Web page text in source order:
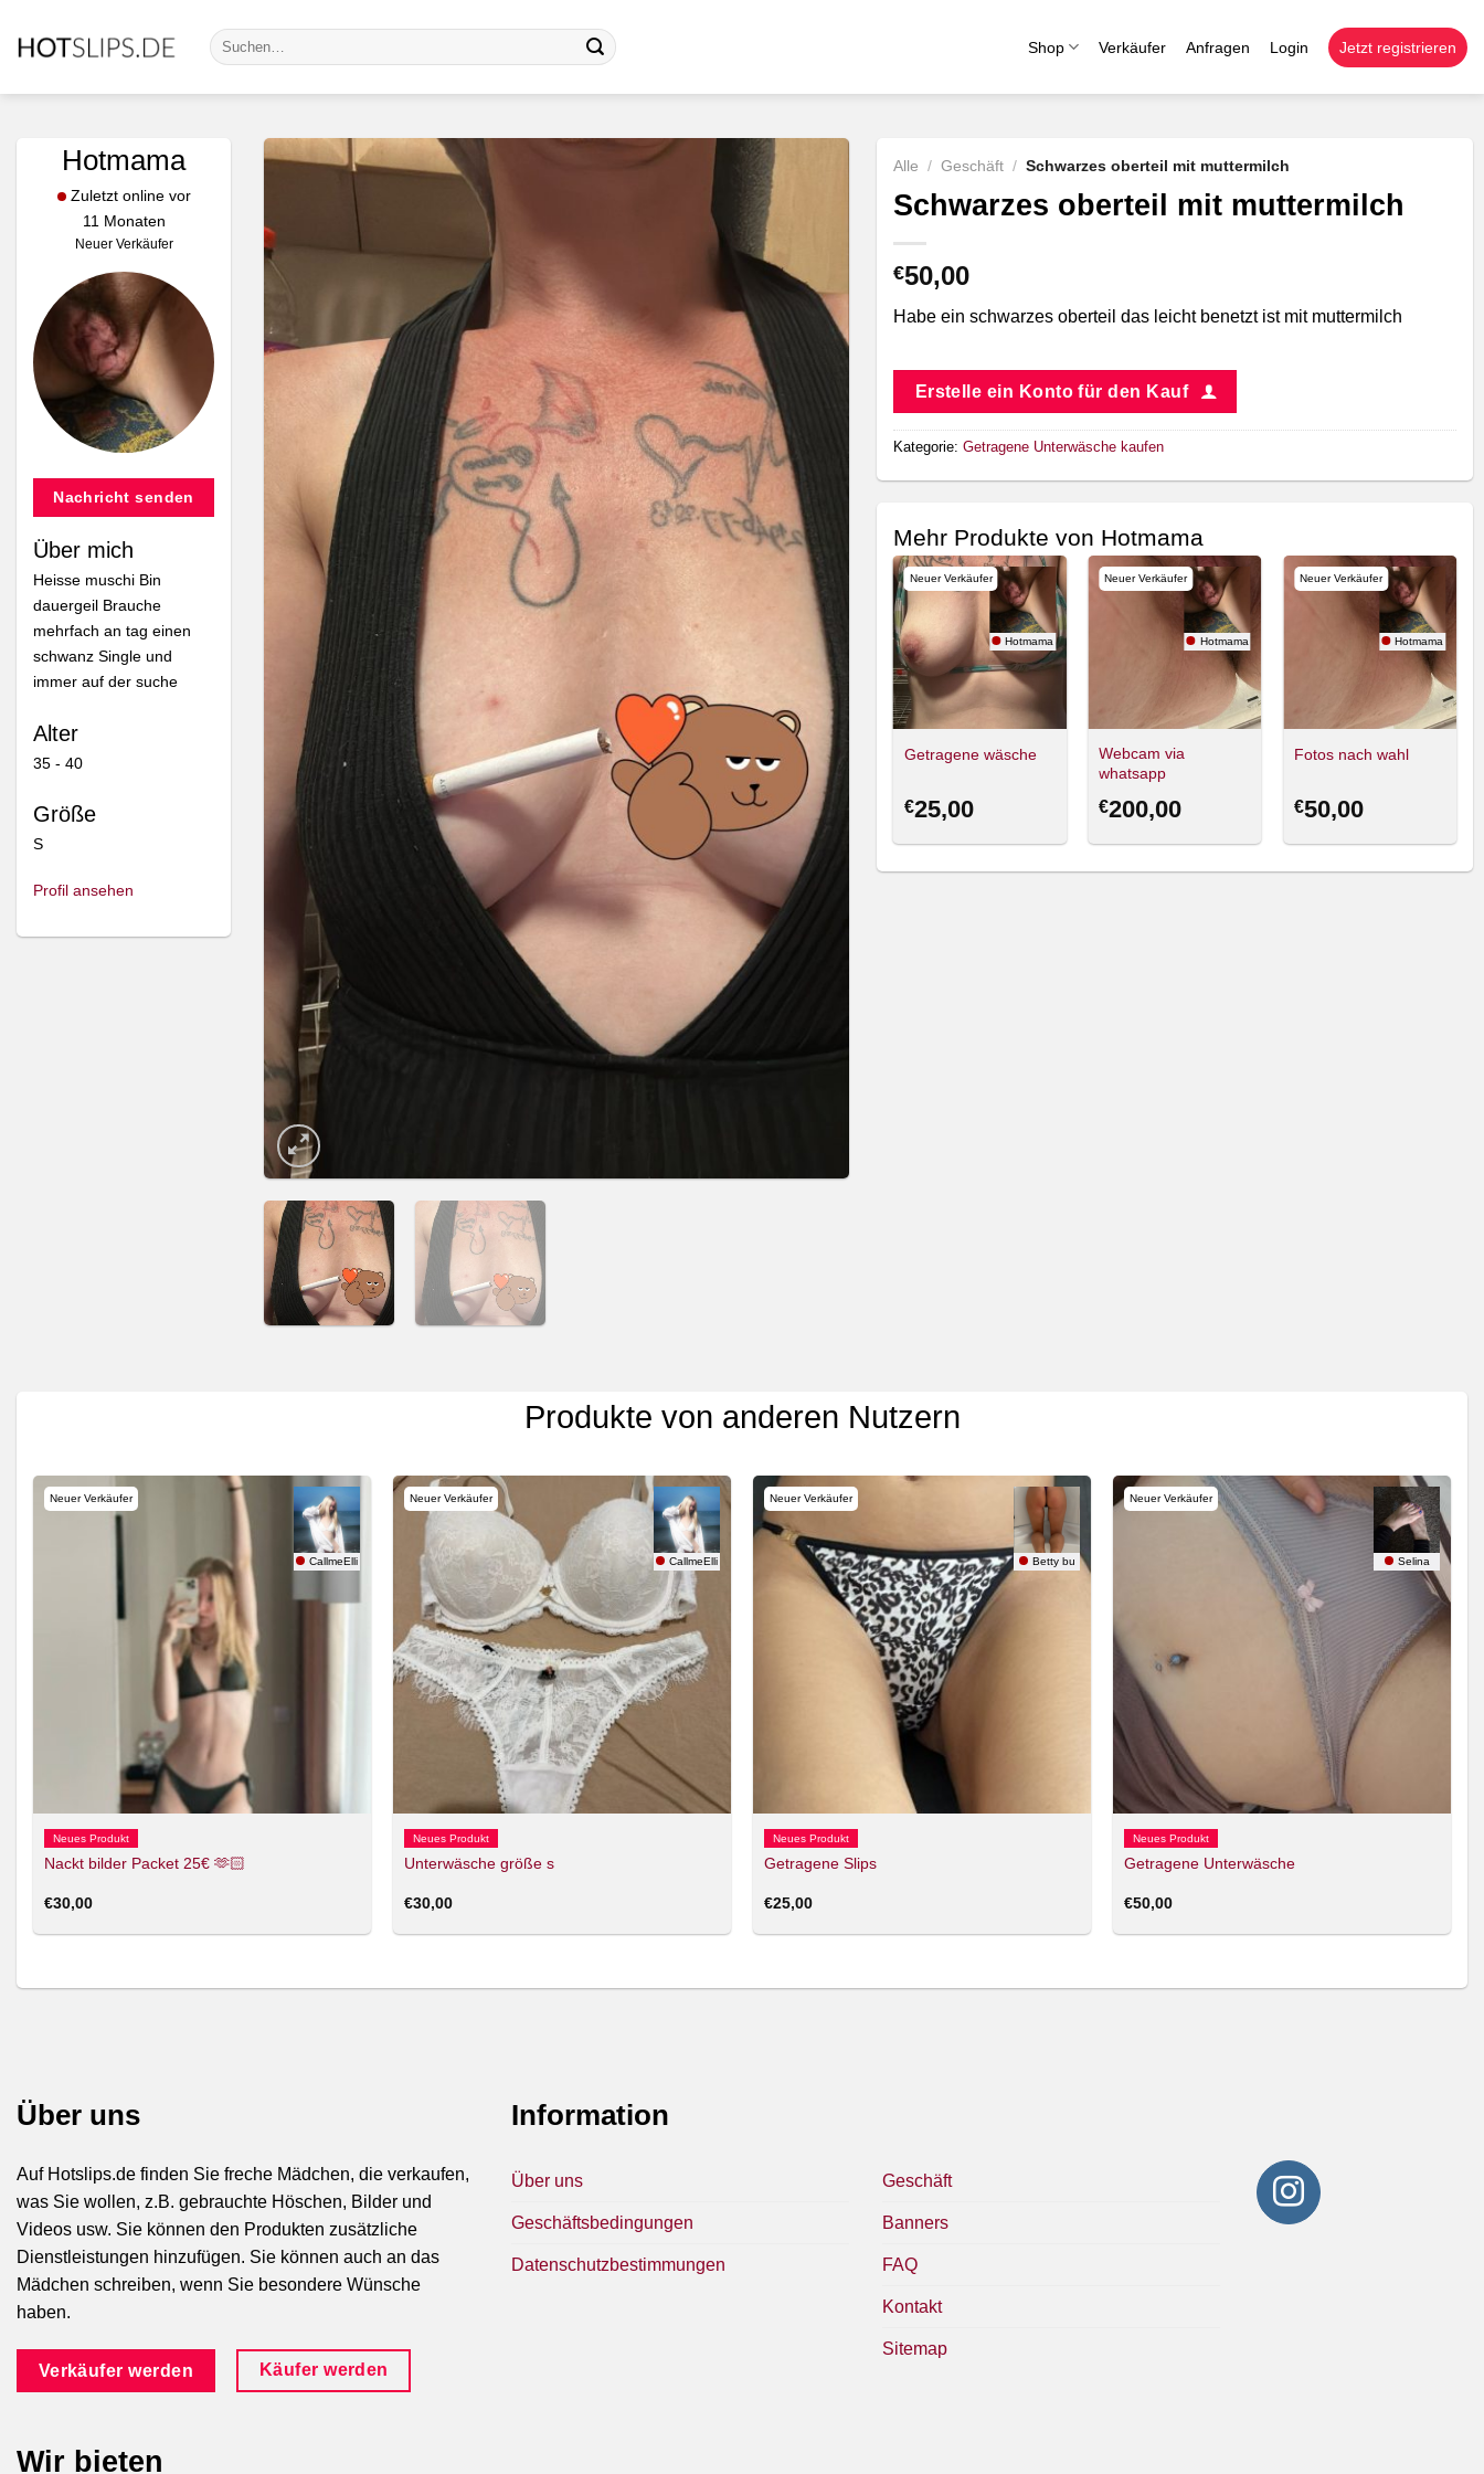
Inhalt
Suche
nach:
Shop Verkäufer Anfragen Login Jetzt registrieren
Hotmama
Zuletzt online vor
11 Monaten
Neuer Verkäufer
Nachricht senden
Über mich
Heisse muschi Bin
dauergeil Brauche
mehrfach an tag einen
schwanz Single und
immer auf der suche
Alter
35 - 40
Größe
S
Profil ansehen
Alle / Geschäft / Schwarzes oberteil mit muttermilch
Schwarzes oberteil mit muttermilch
€50,00
Habe ein schwarzes oberteil das leicht benetzt ist mit muttermilch
Erstelle ein Konto für den Kauf
Kategorie: Getragene Unterwäsche kaufen
Mehr Produkte von Hotmama
Neuer Verkäufer
Hotmama
Getragene wäsche
€25,00
Neuer Verkäufer
Hotmama
Webcam via
whatsapp
€200,00
Neuer Verkäufer
Hotmama
Fotos nach wahl
€50,00
Produkte von anderen Nutzern
Neuer Verkäufer
CallmeElli
Neues Produkt
Nackt bilder Packet 25€ 🫶🏻
€30,00
Neuer Verkäufer
CallmeElli
Neues Produkt
Unterwäsche größe s
€30,00
Neuer Verkäufer
Betty bu
Neues Produkt
Getragene Slips
€25,00
Neuer Verkäufer
Selina
Neues Produkt
Getragene Unterwäsche
€50,00
Über uns
Auf Hotslips.de finden Sie freche Mädchen, die verkaufen,
was Sie wollen, z.B. gebrauchte Höschen, Bilder und
Videos usw. Sie können den Produkten zusätzliche
Dienstleistungen hinzufügen. Sie können auch an das
Mädchen schreiben, wenn Sie besondere Wünsche
haben.
Verkäufer werden Käufer werden
Information
Über uns
Geschäftsbedingungen
Datenschutzbestimmungen
Geschäft
Banners
FAQ
Kontakt
Sitemap
Wir bieten